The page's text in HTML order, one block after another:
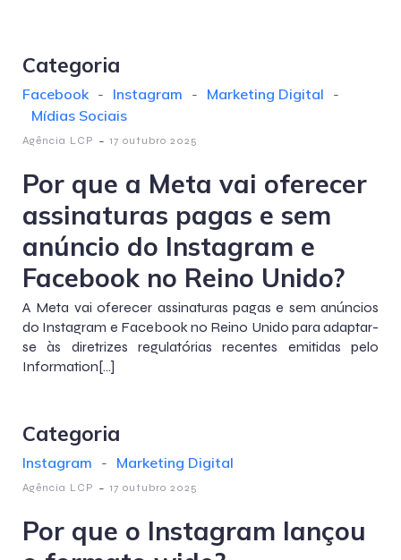
Categoria
Facebook - Instagram - Marketing Digital -
Mídias Sociais
Agência LCP - 17 outubro 2025
Por que a Meta vai oferecer
assinaturas pagas e sem
anúncio do Instagram e
Facebook no Reino Unido?
A Meta vai oferecer assinaturas pagas e sem anúncios
do Instagram e Facebook no Reino Unido para adaptar-
se às diretrizes regulatórias recentes emitidas pelo
Information[…]
Categoria
Instagram - Marketing Digital
Agência LCP - 17 outubro 2025
Por que o Instagram lançou